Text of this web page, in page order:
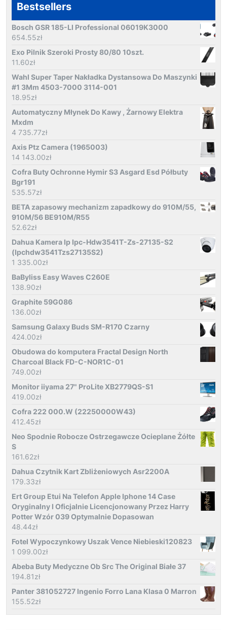
Bestsellers
Bosch GSR 185-LI Professional 06019K3000
654.55zł
Exo Pilnik Szeroki Prosty 80/80 10szt.
11.60zł
Wahl Super Taper Nakładka Dystansowa Do Maszynki
#1 3Mm 4503-7000 3114-001
18.95zł
Automatyczny Młynek Do Kawy , Żarnowy Elektra
Mxdm
4 735.77zł
Axis Ptz Camera (1965003)
14 143.00zł
Cofra Buty Ochronne Hymir S3 Asgard Esd Półbuty
Bgr191
535.57zł
BETA zapasowy mechanizm zapadkowy do 910M/55,
910M/56 BE910M/R55
52.62zł
Dahua Kamera Ip Ipc-Hdw3541T-Zs-27135-S2
(Ipchdw3541Tzs27135S2)
1 335.00zł
BaByliss Easy Waves C260E
138.90zł
Graphite 59G086
136.00zł
Samsung Galaxy Buds SM-R170 Czarny
424.00zł
Obudowa do komputera Fractal Design North
Charcoal Black FD-C-NOR1C-01
749.00zł
Monitor iiyama 27" ProLite XB2779QS-S1
419.00zł
Cofra 222 000.W (22250000W43)
412.45zł
Neo Spodnie Robocze Ostrzegawcze Ocieplane Żółte
S
161.62zł
Dahua Czytnik Kart Zbliżeniowych Asr2200A
179.33zł
Ert Group Etui Na Telefon Apple Iphone 14 Case
Oryginalny I Oficjalnie Licencjonowany Przez Harry
Potter Wzór 039 Optymalnie Dopasowan
48.44zł
Fotel Wypoczynkowy Uszak Vence Niebieski120823
1 099.00zł
Abeba Buty Medyczne Ob Src The Original Białe 37
194.81zł
Panter 381052727 Ingenio Forro Lana Klasa 0 Marron
155.52zł